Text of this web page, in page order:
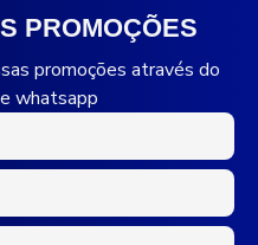
PROMOÇÕES
promoções através do
whatsapp